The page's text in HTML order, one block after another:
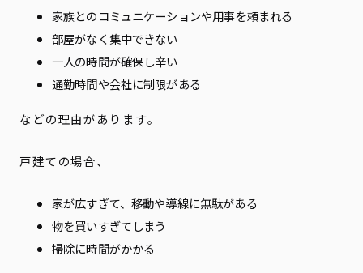
家族とのコミュニケーションや用事を頼まれる
部屋がなく集中できない
一人の時間が確保し辛い
通勤時間や会社に制限がある
などの理由があります。
戸建ての場合、
家が広すぎて、移動や導線に無駄がある
物を買いすぎてしまう
掃除に時間がかかる